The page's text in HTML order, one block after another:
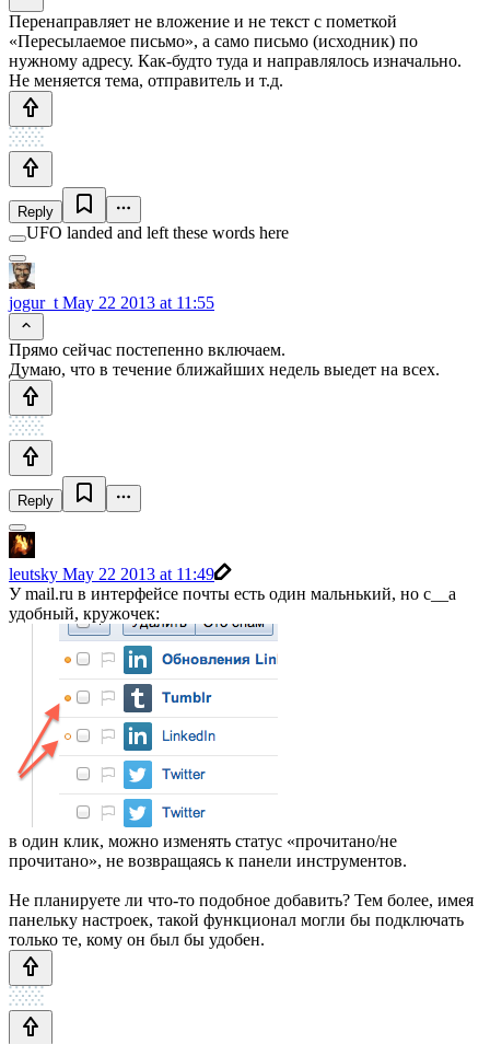
Перенаправляет не вложение и не текст с пометкой
«Пересылаемое письмо», а само письмо (исходник) по
нужному адресу. Как-будто туда и направлялось изначально.
Не меняется тема, отправитель и т.д.
Reply
UFO landed and left these words here
jogur_t May 22 2013 at 11:55
Прямо сейчас постепенно включаем.
Думаю, что в течение ближайших недель выедет на всех.
Reply
leutsky May 22 2013 at 11:49
У mail.ru в интерфейсе почты есть один мальнький, но с__а
удобный, кружочек:
в один клик, можно изменять статус «прочитано/не
прочитано», не возвращаясь к панели инструментов.
Не планируете ли что-то подобное добавить? Тем более, имея
панельку настроек, такой функционал могли бы подключать
только те, кому он был бы удобен.